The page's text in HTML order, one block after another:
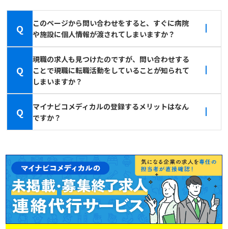
Q
このページから問い合わせをすると、すぐに病院
や施設に個人情報が渡されてしまいますか？
Q
現職の求人も見つけたのですが、問い合わせする
ことで現職に転職活動をしていることが知られて
しまいますか？
Q
マイナビコメディカルの登録するメリットはなん
ですか？